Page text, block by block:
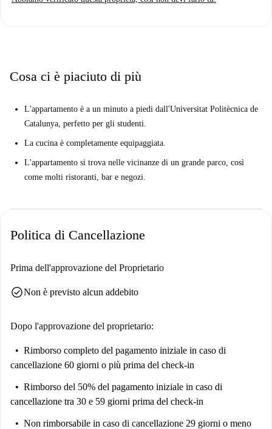
Cosa ci è piaciuto di più
L'appartamento è a un minuto a piedi dall'Universitat Politècnica de
Catalunya, perfetto per gli studenti.
La cucina è completamente equipaggiata.
L'appartamento si trova nelle vicinanze di un grande parco, così
come molti ristoranti, bar e negozi.
Politica di Cancellazione
Prima dell'approvazione del Proprietario
check_circleNon è previsto alcun addebito
Dopo l'approvazione del proprietario:
Rimborso completo del pagamento iniziale in caso di
cancellazione 60 giorni o più prima del check-in
Rimborso del 50% del pagamento iniziale in caso di
cancellazione tra 30 e 59 giorni prima del check-in
Non rimborsabile in caso di cancellazione 29 giorni o meno